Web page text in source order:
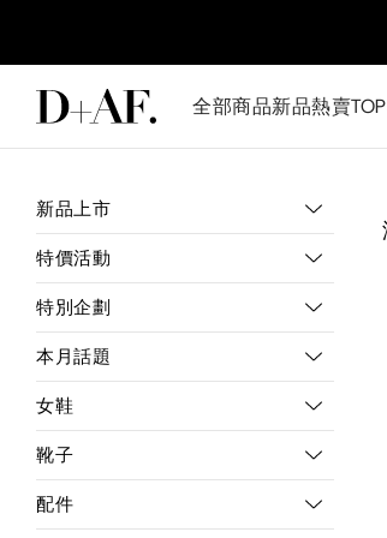
全部商品新品熱賣
新品上市
特價活動
特別企劃
本月話題
女鞋
靴子
配件